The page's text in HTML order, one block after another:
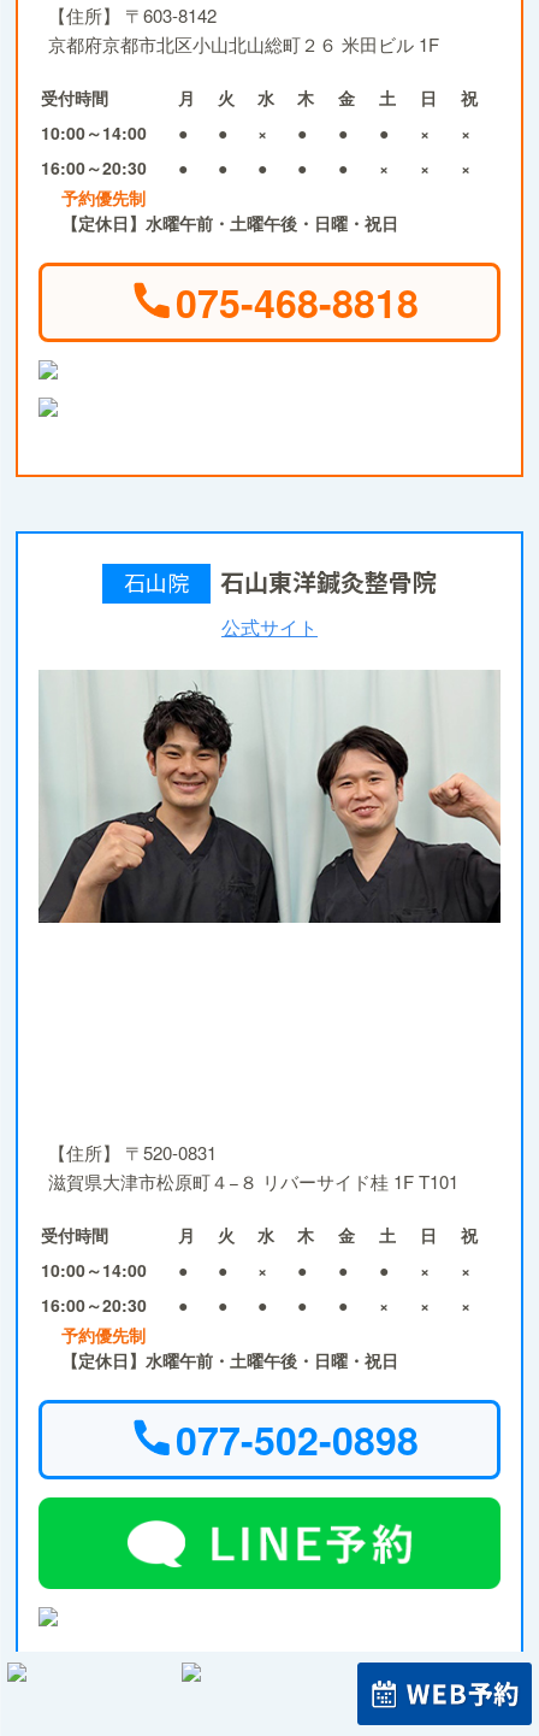
【住所】
〒603-8142
京都府京都市北区小山北山総町２６ 米田ビル 1F
受付時間 月 火 水 木 金 土 日
祝
10:00～14:00
● ● × ● ● ● ×
×
16:00～20:30
● ● ● ● ● × ×
×
予約優先制
【定休日】水曜午前・土曜午後・日曜・祝日
075-468-8818
石山院 石山東洋鍼灸整骨院
公式サイト
【住所】
〒520-0831
滋賀県大津市松原町４−８ リバーサイド桂 1F T101
受付時間 月 火 水 木 金 土 日
祝
10:00～14:00
● ● × ● ● ● ×
×
16:00～20:30
● ● ● ● ● × ×
×
予約優先制
【定休日】水曜午前・土曜午後・日曜・祝日
077-502-0898